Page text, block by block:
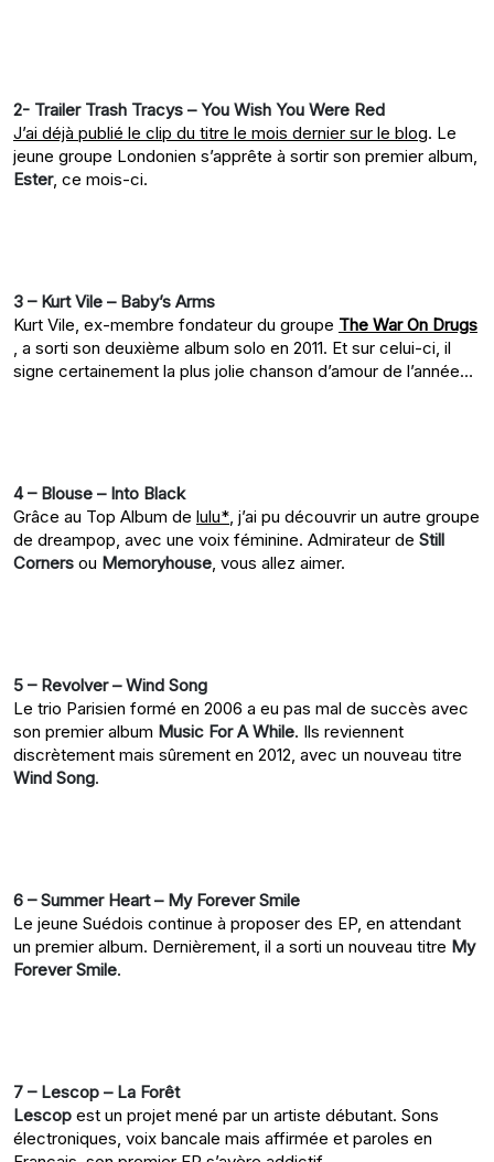
2- Trailer Trash Tracys – You Wish You Were Red
J’ai déjà publié le clip du titre le mois dernier sur le blog. Le
jeune groupe Londonien s’apprête à sortir son premier album,
Ester, ce mois-ci.
3 – Kurt Vile – Baby’s Arms
Kurt Vile, ex-membre fondateur du groupe The War On Drugs
, a sorti son deuxième album solo en 2011. Et sur celui-ci, il
signe certainement la plus jolie chanson d’amour de l’année…
4 – Blouse – Into Black
Grâce au Top Album de lulu*, j’ai pu découvrir un autre groupe
de dreampop, avec une voix féminine. Admirateur de Still
Corners ou Memoryhouse, vous allez aimer.
5 – Revolver – Wind Song
Le trio Parisien formé en 2006 a eu pas mal de succès avec
son premier album Music For A While. Ils reviennent
discrètement mais sûrement en 2012, avec un nouveau titre
Wind Song.
6 – Summer Heart – My Forever Smile
Le jeune Suédois continue à proposer des EP, en attendant
un premier album. Dernièrement, il a sorti un nouveau titre My
Forever Smile.
7 – Lescop – La Forêt
Lescop est un projet mené par un artiste débutant. Sons
électroniques, voix bancale mais affirmée et paroles en